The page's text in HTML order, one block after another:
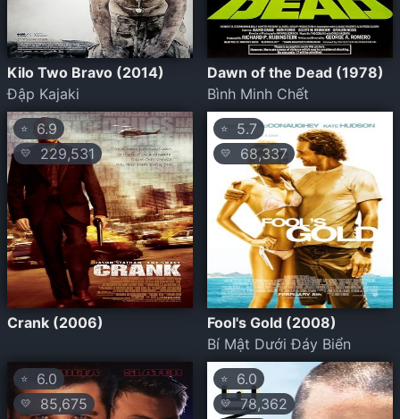
Kilo Two Bravo (2014)
Đập Kajaki
Dawn of the Dead (1978)
Bình Minh Chết
⭐ 6.9
💛 229,531
Crank (2006)
⭐ 5.7
💛 68,337
Fool's Gold (2008)
Bí Mật Dưới Đáy Biển
⭐ 6.0
💛 85,675
⭐ 6.0
💛78,362